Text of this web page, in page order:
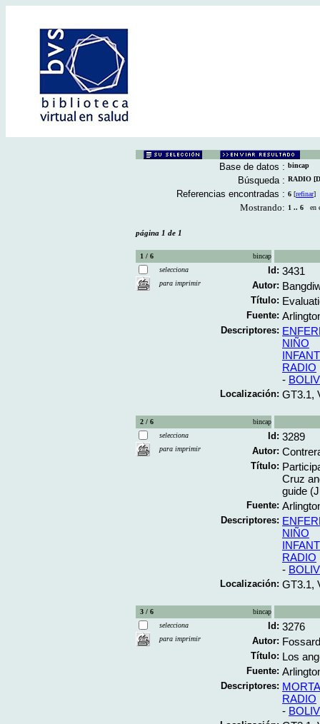
Base de datos : bincap
Búsqueda : RADIO
Referencias encontradas : 6 [refinar]
Mostrando: 1 .. 6 en
página 1 de 1
1 / 6
bincap
selecciona
para imprimir
Id: 3431
Autor:
Título:
Fuente:
Descriptores:
NIÑO
RADIO
-
Localización: GT3.1,
2 / 6
bincap
selecciona
para imprimir
Id: 3289
Autor:
Título:
Cruz
guide
Fuente:
Descriptores:
NIÑO
RADIO
-
Localización: GT3.1,
3 / 6
bincap
selecciona
para imprimir
Id: 3276
Autor:
Título: Los
Fuente:
Descriptores:
RADIO
-